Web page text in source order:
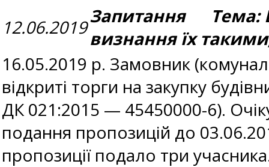
12.06.2019Запитання Тема:
визнання їх
16.05.2019 р. Замовник
відкриті торги на закупку
ДК 021:2015 — 45450000-6).
подання пропозицій до
пропозиції подало три